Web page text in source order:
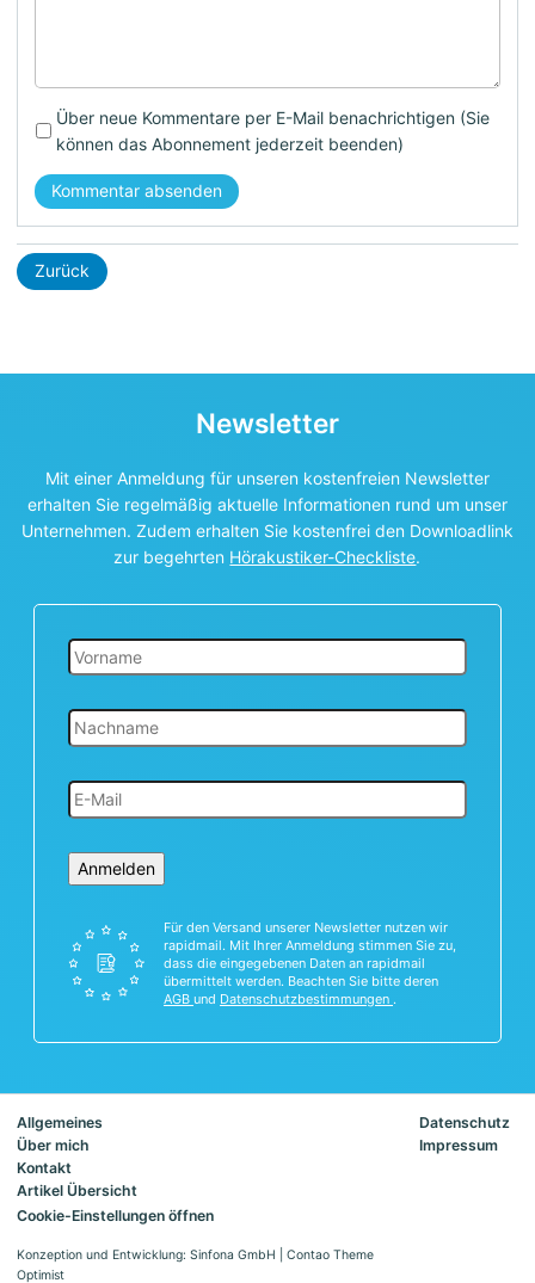
Über neue Kommentare per E-Mail benachrichtigen (Sie
können das Abonnement jederzeit beenden)
Kommentar absenden
Zurück
Newsletter
Mit einer Anmeldung für unseren kostenfreien Newsletter
erhalten Sie regelmäßig aktuelle Informationen rund um unser
Unternehmen. Zudem erhalten Sie kostenfrei den Downloadlink
zur begehrten Hörakustiker-Checkliste.
Anmelden
Für den Versand unserer Newsletter nutzen wir
rapidmail. Mit Ihrer Anmeldung stimmen Sie zu,
dass die eingegebenen Daten an rapidmail
übermittelt werden. Beachten Sie bitte deren
AGB und Datenschutzbestimmungen .
Allgemeines
Über mich
Kontakt
Artikel Übersicht
Datenschutz
Impressum
Cookie-Einstellungen öffnen
Konzeption und Entwicklung: Sinfona GmbH
Contao Theme
Optimist